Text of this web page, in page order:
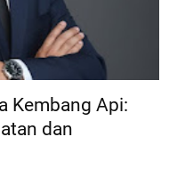
Kembang Api:
dan